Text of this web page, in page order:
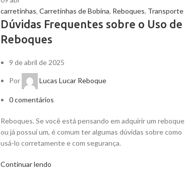
carretinhas,Carretinhas de Bobina, Reboques, Transporte
Dúvidas Frequentes sobre o Uso de
Reboques
9 de abril de 2025
Por Lucas Lucar Reboque
0comentários
Reboques. Se você está pensando em adquirir um reboque
ou já possui um, é comum ter algumas dúvidas sobre como
usá-lo corretamente e com segurança.
Continuar lendo